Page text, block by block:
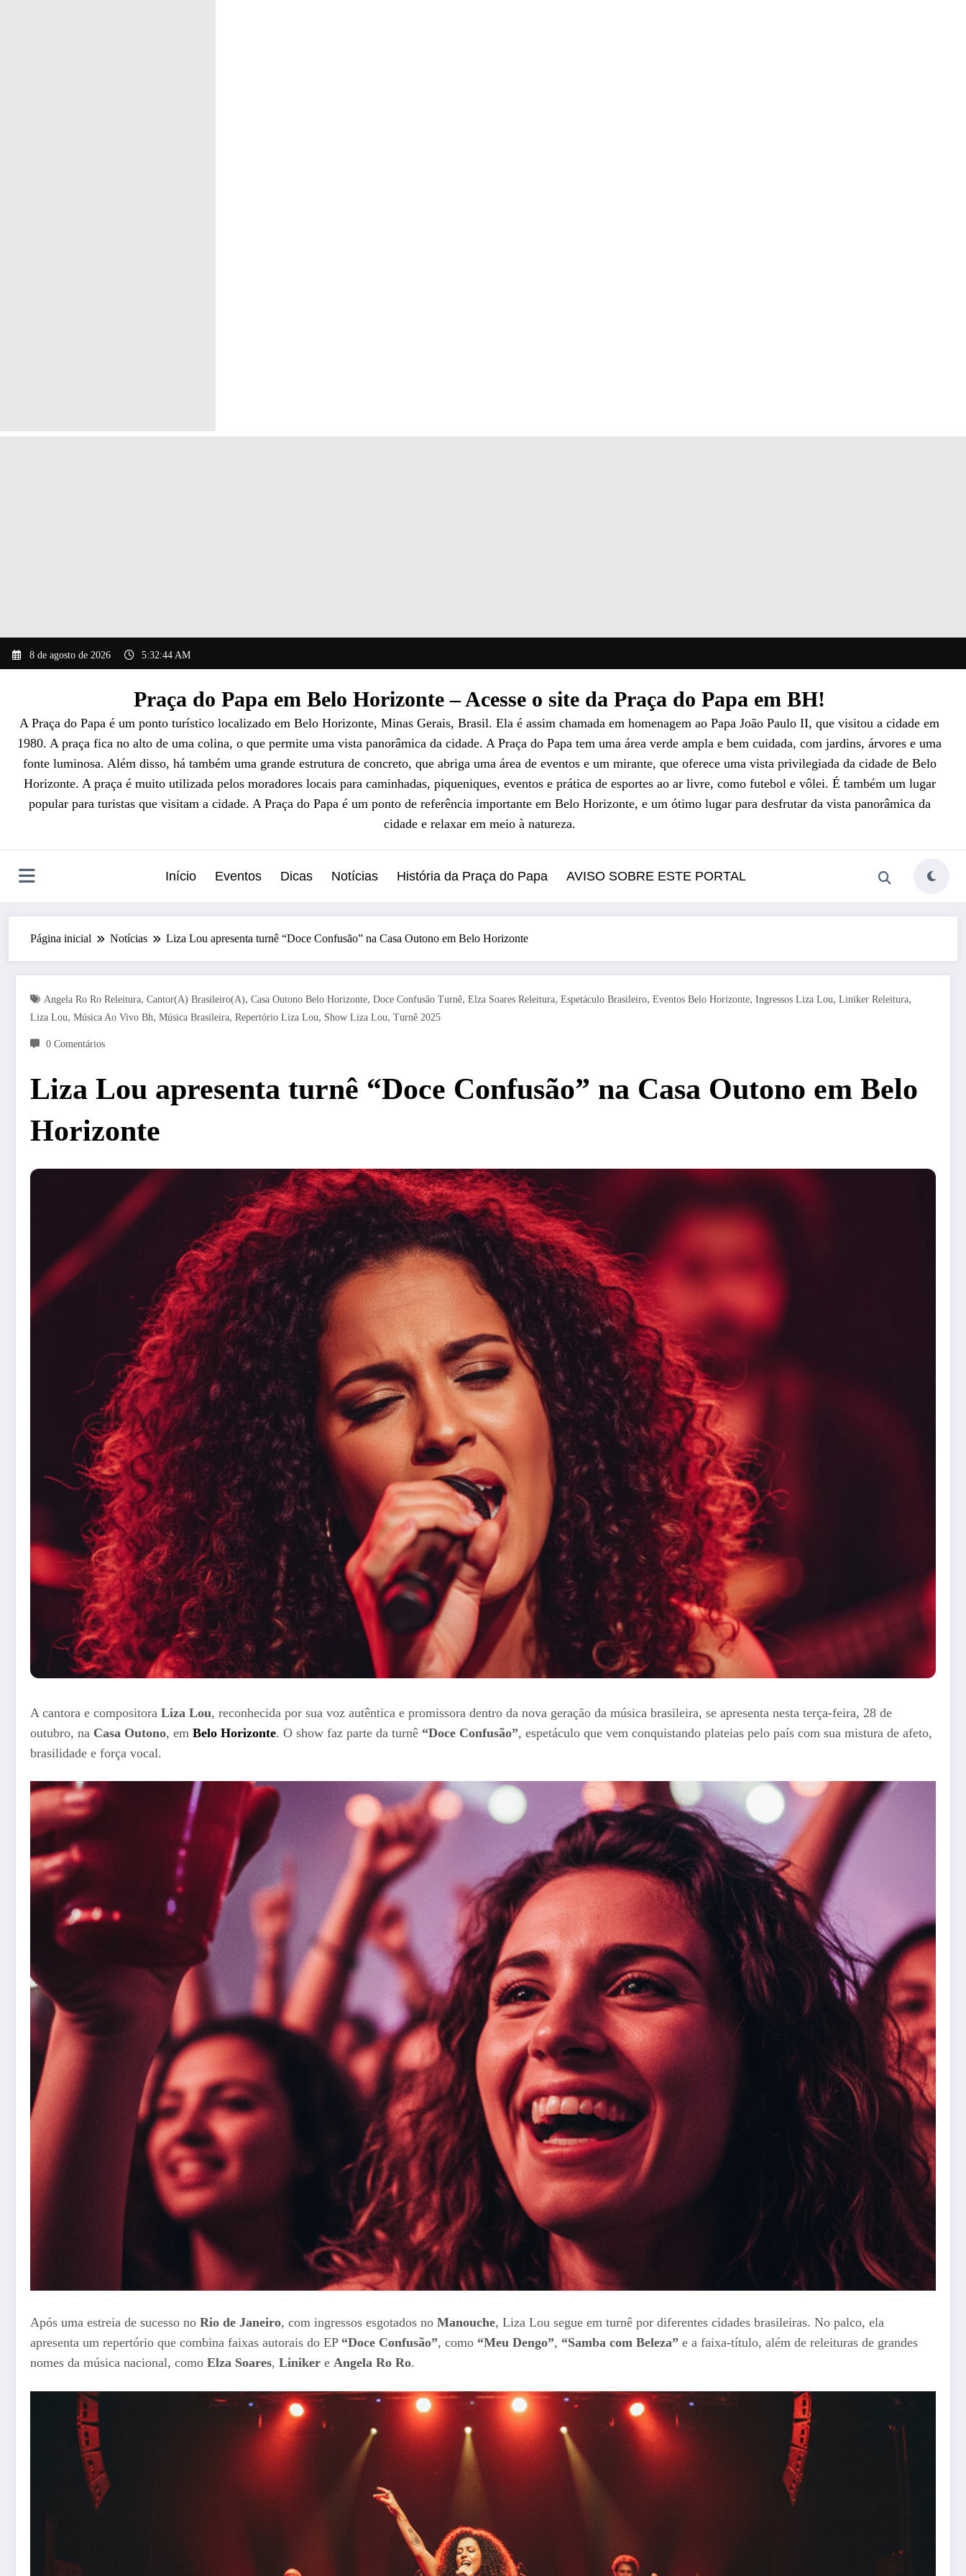
para
8 de agosto de 2026 5:32:47 AM
Praça do Papa em Belo Horizonte – Acesse o site da Praça do Papa em BH!
A Praça do Papa é um ponto turístico localizado em Belo Horizonte, Minas Gerais, Brasil. Ela é assim chamada em homenagem ao Papa João Paulo II, que visitou a cidade em
1980. A praça fica no alto de uma colina, o que permite uma vista panorâmica da cidade. A Praça do Papa tem uma área verde ampla e bem cuidada, com jardins, árvores e uma
fonte luminosa. Além disso, há também uma grande estrutura de concreto, que abriga uma área de eventos e um mirante, que oferece uma vista privilegiada da cidade de Belo
Horizonte. A praça é muito utilizada pelos moradores locais para caminhadas, piqueniques, eventos e prática de esportes ao ar livre, como futebol e vôlei. É também um lugar
popular para turistas que visitam a cidade. A Praça do Papa é um ponto de referência importante em Belo Horizonte, e um ótimo lugar para desfrutar da vista panorâmica da
cidade e relaxar em meio à natureza.
Início Eventos Dicas Notícias História da Praça do Papa AVISO SOBRE ESTE PORTAL
Página inicial Notícias Liza Lou apresenta turnê “Doce Confusão” na Casa Outono em Belo Horizonte
Angela Ro Ro Releitura, Cantor(a) Brasileiro(a), Casa Outono Belo Horizonte, Doce Confusão Turnê, Elza Soares Releitura, Espetáculo Brasileiro, Eventos Belo Horizonte, Ingressos Liza Lou, Liniker Releitura,
Liza Lou, Música Ao Vivo Bh, Música Brasileira, Repertório Liza Lou, Show Liza Lou, Turnê 2025
0 Comentários
Liza Lou apresenta turnê “Doce Confusão” na Casa Outono em Belo
Horizonte
A cantora e compositora Liza Lou, reconhecida por sua voz autêntica e promissora dentro da nova geração da música brasileira, se apresenta nesta terça-feira, 28 de
outubro, na Casa Outono, em Belo Horizonte. O show faz parte da turnê “Doce Confusão”, espetáculo que vem conquistando plateias pelo país com sua mistura de afeto,
brasilidade e força vocal.
Após uma estreia de sucesso no Rio de Janeiro, com ingressos esgotados no Manouche, Liza Lou segue em turnê por diferentes cidades brasileiras. No palco, ela
apresenta um repertório que combina faixas autorais do EP “Doce Confusão”, como “Meu Dengo”, “Samba com Beleza” e a faixa-título, além de releituras de grandes
nomes da música nacional, como Elza Soares, Liniker e Angela Ro Ro.